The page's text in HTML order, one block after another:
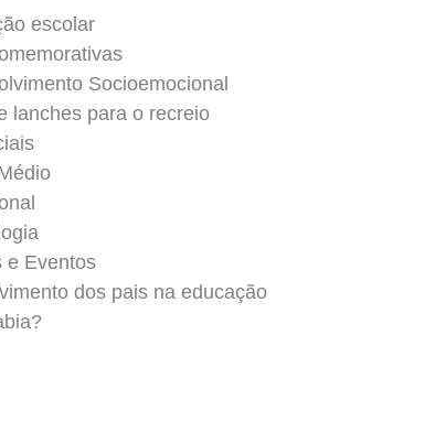
escolar
Socioemocional
lanches para o recreio
e Eventos
dos pais na educação